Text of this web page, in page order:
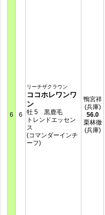
6 6
リーチザクラウン
ココホレワンワ
ン
牡 5 黒鹿毛
トレンドエッセン
ス
(コマンダーインチ
ーフ)
鴨宮祥
(兵庫)
56.0
栗林徹
(兵庫)